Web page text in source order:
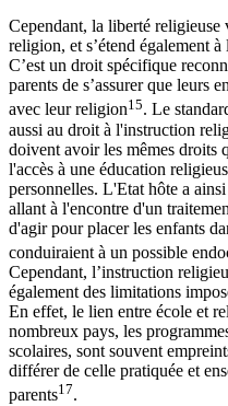
Cependant, la liberté religieuse
religion, et s’étend également
C’est un droit spécifique
parents de s’assurer que leurs
avec leur religion15. Le
aussi au droit à l'instruction
doivent avoir les mêmes droits
l'accès à une éducation
personnelles. L'Etat hôte a
allant à l'encontre d'un
d'agir pour placer les enfants
conduiraient à un possible
Cependant, l’instruction
également des limitations
En effet, le lien entre école et
nombreux pays, les
scolaires, sont souvent
différer de celle pratiquée et
parents17.